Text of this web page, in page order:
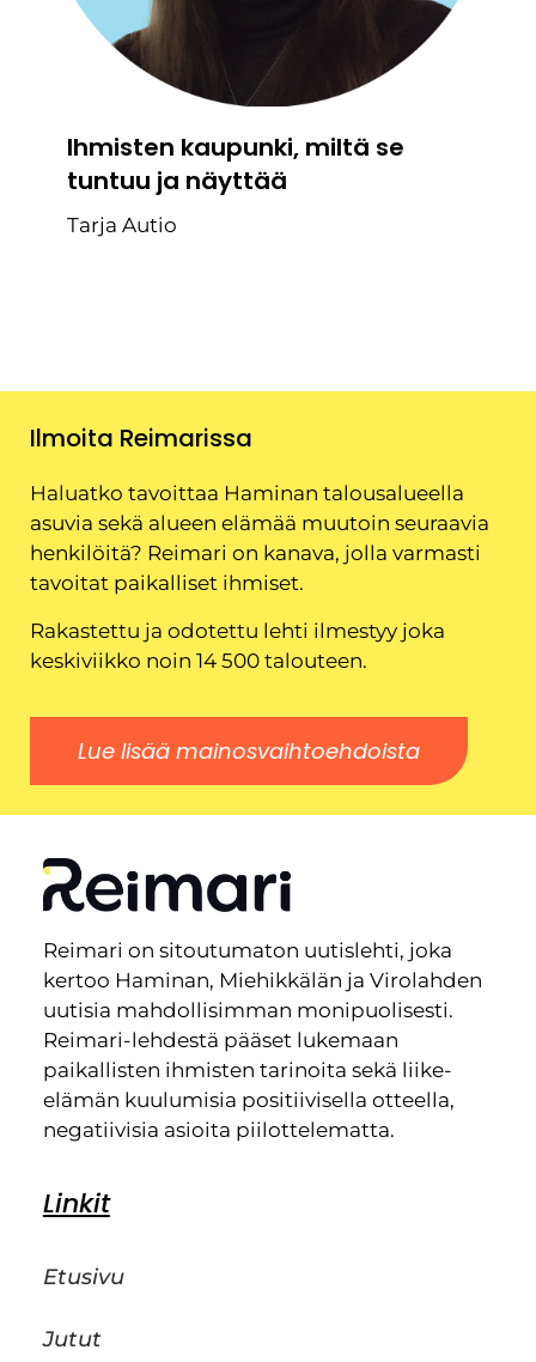
Ihmisten kaupunki, miltä se
tuntuu ja näyttää
Tarja Autio
Ilmoita Reimarissa
Haluatko tavoittaa Haminan talousalueella
asuvia sekä alueen elämää muutoin seuraavia
henkilöitä? Reimari on kanava, jolla varmasti
tavoitat paikalliset ihmiset.
Rakastettu ja odotettu lehti ilmestyy joka
keskiviikko noin 14 500 talouteen.
Lue lisää mainosvaihtoehdoista
Reimari on sitoutumaton uutislehti, joka
kertoo Haminan, Miehikkälän ja Virolahden
uutisia mahdollisimman monipuolisesti.
Reimari-lehdestä pääset lukemaan
paikallisten ihmisten tarinoita sekä liike-
elämän kuulumisia positiivisella otteella,
negatiivisia asioita piilottelematta.
Linkit
Etusivu
Jutut